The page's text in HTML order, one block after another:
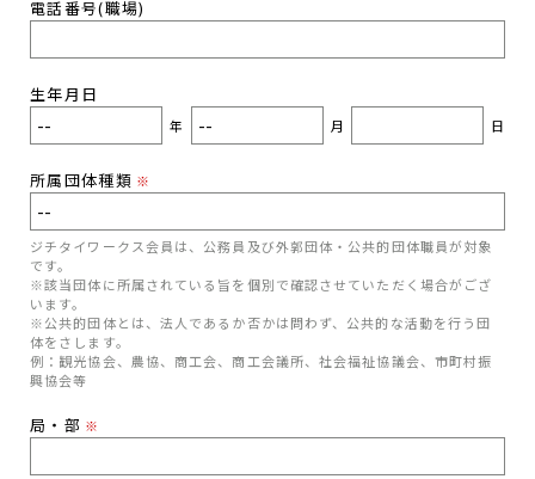
電話番号(職場)
生年月日
年 月 日
所属団体種類 ※
ジチタイワークス会員は、公務員及び外郭団体・公共的団体職員が対象
です。
※該当団体に所属されている旨を個別で確認させていただく場合がござ
います。
※公共的団体とは、法人であるか否かは問わず、公共的な活動を行う団
体をさします。
例：観光協会、農協、商工会、商工会議所、社会福祉協議会、市町村振
興協会等
局・部 ※